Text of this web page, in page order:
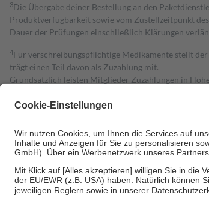
3Die Übergabe deiner Bestellung an den
Produktverfügbarkeit sowie vom Zustellzeitpunkt
Dauer der Prüfungen einschließlich Klärungen
4Für verschreibungspflichtige Medikamente stellt
trägt einen Teil davon als Zuzahlung mit.
Grundsätzlich leisten Mitglieder Zuzahlungen in
Diese Regeln gelten grundsätzlich auch für Online-
Um das Engagement der Versicherten für ihre
• Kindern und Jugendlichen bis zum vollendeten
• Untersuchungen zur Vorsorge und
• empfohlenen Schutzimpfungen
• Harn- und Blutteststreifen